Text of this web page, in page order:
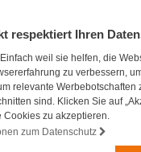
respektiert Ihren
weil sie helfen, die
zu verbessern,
relevante Werbebotschaften
sind. Klicken Sie auf
Cookies zu akzeptieren.
zum Datenschutz